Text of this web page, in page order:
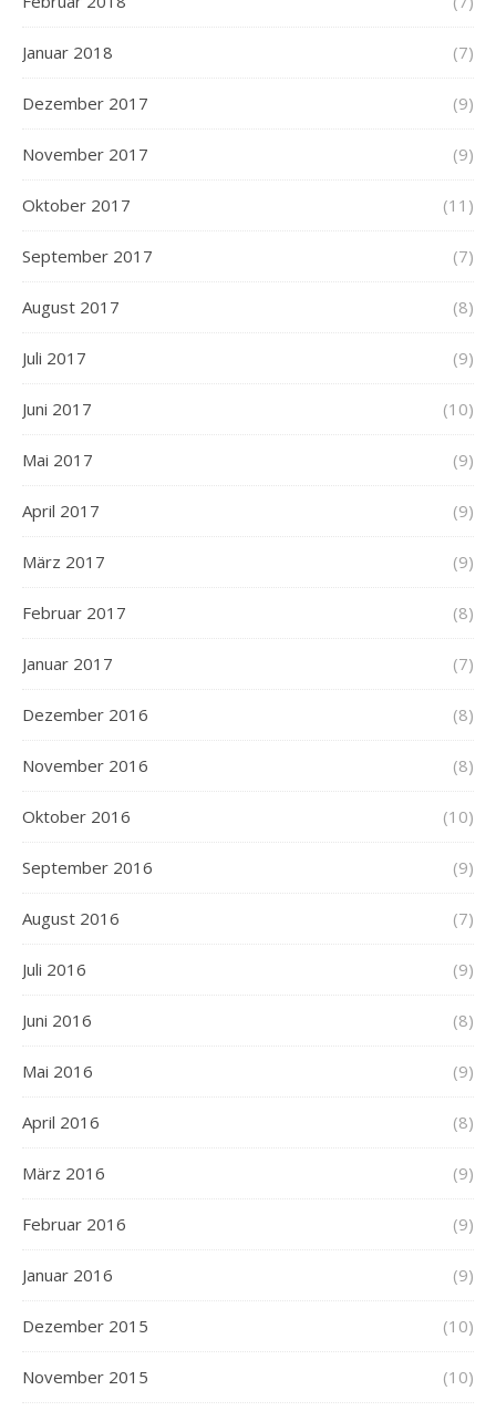
Januar 2018 (7)
Dezember 2017 (9)
November 2017 (9)
Oktober 2017 (11)
September 2017 (7)
August 2017 (8)
Juli 2017 (9)
Juni 2017 (10)
Mai 2017 (9)
April 2017 (9)
März 2017 (9)
Februar 2017 (8)
Januar 2017 (7)
Dezember 2016 (8)
November 2016 (8)
Oktober 2016 (10)
September 2016 (9)
August 2016 (7)
Juli 2016 (9)
Juni 2016 (8)
Mai 2016 (9)
April 2016 (8)
März 2016 (9)
Februar 2016 (9)
Januar 2016 (9)
Dezember 2015 (10)
November 2015 (10)